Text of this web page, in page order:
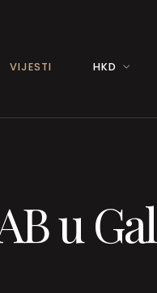
VIJESTI HKD
u